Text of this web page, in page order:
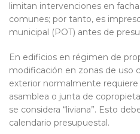
limitan intervenciones en
comunes; por tanto, es
municipal (POT) antes de
En edificios en régimen de
modificación en zonas de uso
exterior normalmente
asamblea o junta de
se considera “liviana”. Esto
calendario presupuestal.